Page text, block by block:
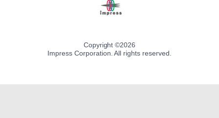
Copyright ©2026
Impress Corporation. All rights reserved.